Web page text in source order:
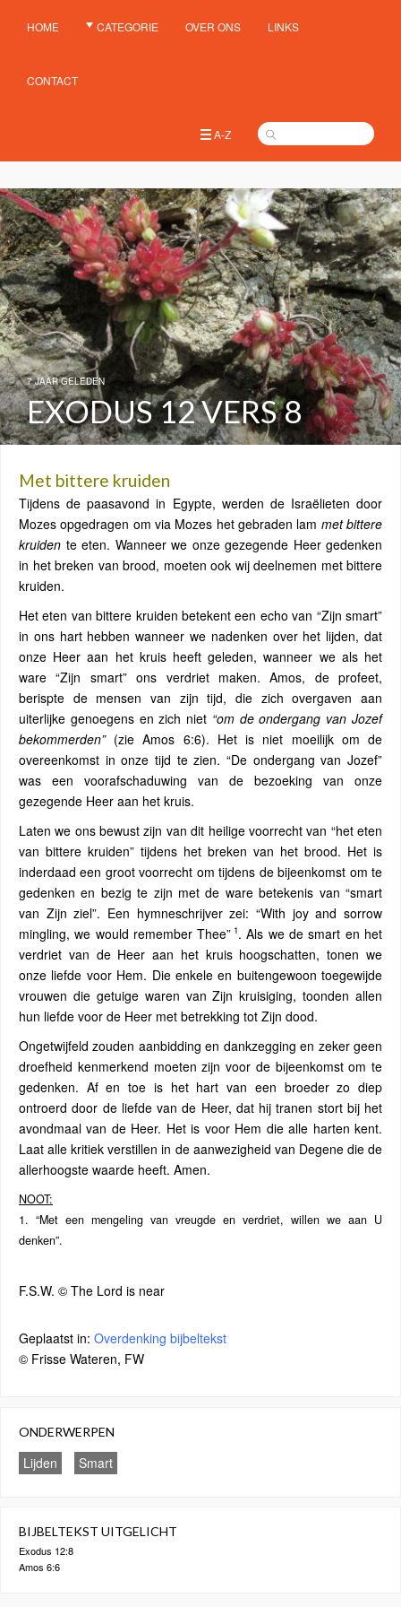
HOME CATEGORIE OVER ONS LINKS
CONTACT
A-Z
7 JAAR GELEDEN
EXODUS 12 VERS 8
Met bittere kruiden
Tijdens de paasavond in Egypte, werden de Israëlieten door
Mozes opgedragen om via Mozes het gebraden lam met bittere
kruiden te eten. Wanneer we onze gezegende Heer gedenken
in het breken van brood, moeten ook wij deelnemen met bittere
kruiden.
Het eten van bittere kruiden betekent een echo van “Zijn smart”
in ons hart hebben wanneer we nadenken over het lijden, dat
onze Heer aan het kruis heeft geleden, wanneer we als het
ware “Zijn smart” ons verdriet maken. Amos, de profeet,
berispte de mensen van zijn tijd, die zich overgaven aan
uiterlijke genoegens en zich niet “om de ondergang van Jozef
bekommerden”(zie Amos 6:6). Het is niet moeilijk om de
overeenkomst in onze tijd te zien. “De ondergang van Jozef”
was een voorafschaduwing van de bezoeking van onze
gezegende Heer aan het kruis.
Laten we ons bewust zijn van dit heilige voorrecht van “het eten
van bittere kruiden” tijdens het breken van het brood. Het is
inderdaad een groot voorrecht om tijdens de bijeenkomst om te
gedenken en bezig te zijn met de ware betekenis van “smart
van Zijn ziel”. Een hymneschrijver zei: “With joy and sorrow
mingling, we would remember Thee” 1. Als we de smart en het
verdriet van de Heer aan het kruis hoogschatten, tonen we
onze liefde voor Hem. Die enkele en buitengewoon toegewijde
vrouwen die getuige waren van Zijn kruisiging, toonden allen
hun liefde voor de Heer met betrekking tot Zijn dood.
Ongetwijfeld zouden aanbidding en dankzegging en zeker geen
droefheid kenmerkend moeten zijn voor de bijeenkomst om te
gedenken. Af en toe is het hart van een broeder zo diep
ontroerd door de liefde van de Heer, dat hij tranen stort bij het
avondmaal van de Heer. Het is voor Hem die alle harten kent.
Laat alle kritiek verstillen in de aanwezigheid van Degene die de
allerhoogste waarde heeft. Amen.
NOOT:
1. “Met een mengeling van vreugde en verdriet, willen we aan U
denken”.
F.S.W. © The Lord is near
Geplaatst in: Overdenking bijbeltekst
© Frisse Wateren, FW
ONDERWERPEN
Lijden Smart
BIJBELTEKST UITGELICHT
Exodus 12:8
Amos 6:6